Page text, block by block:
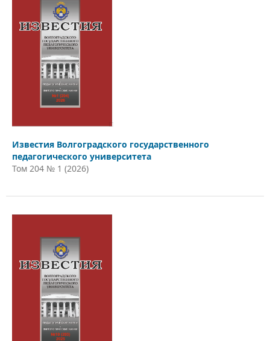
Известия Волгоградского государственного
педагогического университета
Том 204 № 1 (2026)